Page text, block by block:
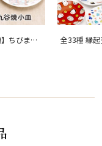
】ちびまる
全33種 縁